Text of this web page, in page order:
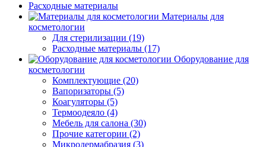
Расходные материалы
Материалы для
косметологии
Для стерилизации (19)
Расходные материалы (17)
Оборудование для
косметологии
Комплектующие (20)
Вапоризаторы (5)
Коагуляторы (5)
Термоодеяло (4)
Мебель для салона (30)
Прочие категории (2)
Микродермабразия (3)